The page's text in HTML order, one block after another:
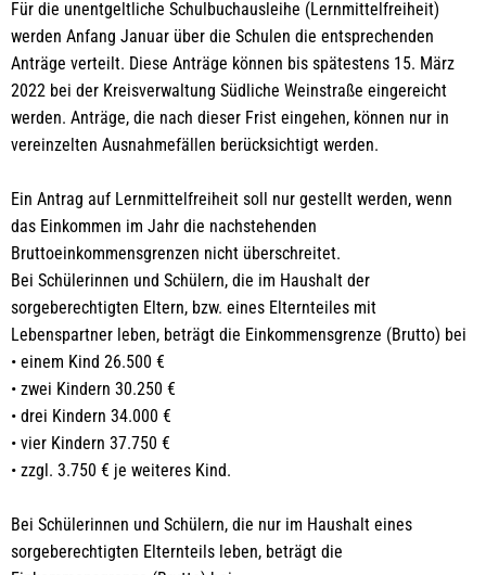
Für die unentgeltliche Schulbuchausleihe (Lernmittelfreiheit)
werden Anfang Januar über die Schulen die entsprechenden
Anträge verteilt. Diese Anträge können bis spätestens 15. März
2022 bei der Kreisverwaltung Südliche Weinstraße eingereicht
werden. Anträge, die nach dieser Frist eingehen, können nur in
vereinzelten Ausnahmefällen berücksichtigt werden.
Ein Antrag auf Lernmittelfreiheit soll nur gestellt werden, wenn
das Einkommen im Jahr die nachstehenden
Bruttoeinkommensgrenzen nicht überschreitet.
Bei Schülerinnen und Schülern, die im Haushalt der
sorgeberechtigten Eltern, bzw. eines Elternteiles mit
Lebenspartner leben, beträgt die Einkommensgrenze (Brutto) bei
• einem Kind 26.500 €
• zwei Kindern 30.250 €
• drei Kindern 34.000 €
• vier Kindern 37.750 €
• zzgl. 3.750 € je weiteres Kind.
Bei Schülerinnen und Schülern, die nur im Haushalt eines
sorgeberechtigten Elternteils leben, beträgt die